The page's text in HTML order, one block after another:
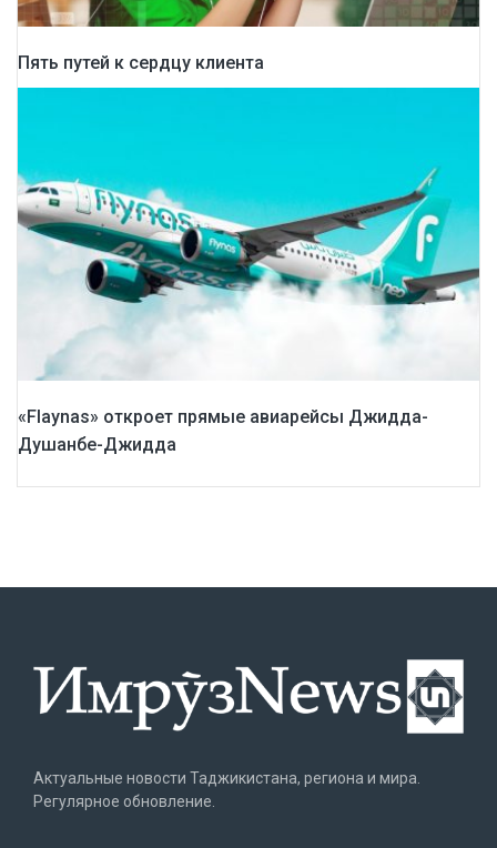
Пять путей к сердцу клиента
«Flaynas» откроет прямые авиарейсы Джидда-
Душанбе-Джидда
Актуальные новости Таджикистана, региона и мира.
Регулярное обновление.